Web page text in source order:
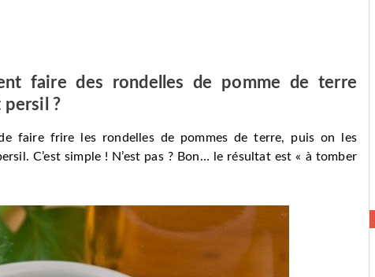
faire des rondelles de pomme de terre
?
faire frire les rondelles de pommes de terre, puis on les
C’est simple ! N’est pas ? Bon… le résultat est « à tomber